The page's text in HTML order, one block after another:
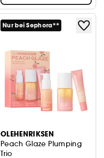
Nur bei Sephora**
OLEHENRIKSEN
Peach Glaze Plumping
Trio